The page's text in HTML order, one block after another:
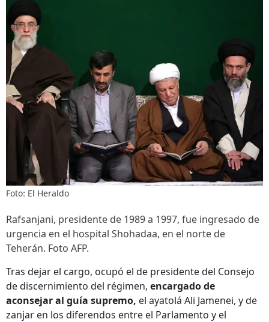
Foto: El Heraldo
Rafsanjani, presidente de 1989 a 1997, fue ingresado de
urgencia en el hospital Shohadaa, en el norte de
Teherán. Foto AFP.
Tras dejar el cargo, ocupó el de presidente del Consejo
de discernimiento del régimen, encargado de
aconsejar al guía supremo, el ayatolá Ali Jamenei, y de
zanjar en los diferendos entre el Parlamento y el